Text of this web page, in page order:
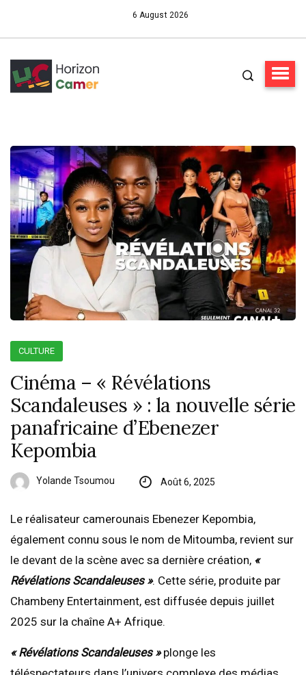
6 August 2026
CULTURE
Cinéma – « Révélations
Scandaleuses » : la nouvelle série
panafricaine d’Ebenezer
Kepombia
Yolande Tsoumou Août 6, 2025
Le réalisateur camerounais Ebenezer Kepombia,
également connu sous le nom de Mitoumba, revient sur
le devant de la scène avec sa dernière création, «
Révélations Scandaleuses ». Cette série, produite par
Chambeny Entertainment, est diffusée depuis juillet
2025 sur la chaîne A+ Afrique.
« Révélations Scandaleuses »plonge les